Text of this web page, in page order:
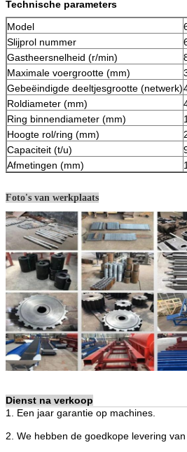
Technische parameters
Model
Slijprol nummer
Gastheersnelheid (r/min)
Maximale voergrootte (mm)
Gebeëindigde deeltjesgrootte (netwerk)
Roldiameter (mm)
Ring binnendiameter (mm)
Hoogte rol/ring (mm)
Capaciteit (t/u)
Afmetingen (mm)
Foto's van werkplaats
Dienst na verkoop
1. Een jaar garantie op machines.
2. We hebben de goedkope levering